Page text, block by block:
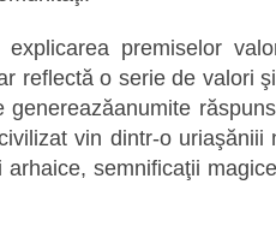
explicarea premiselor
reflectă o serie de valori
vin dintr-o
semnificaţii